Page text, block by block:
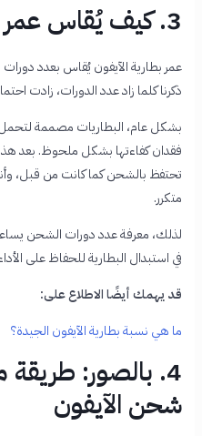
3. كيف يُقاس عمر بطارية الآيفون؟
عمر بطارية الآيفون يُقاس بعدد دورات
ذكرنا كلما زاد عدد الدورات، زادت
فقدان كفاءتها بشكل ملحوظ. بعد هذه
تحتفظ بالشحن كما كانت من قبل،
متكرر.
لذلك، معرفة عدد دورات الشحن
في استبدال البطارية للحفاظ على
قد يهمك أيضًا الاطلاع على:
ما هي نسبة بطارية الآيفون الجيدة؟
4. بالصور:
شحن الآيفون